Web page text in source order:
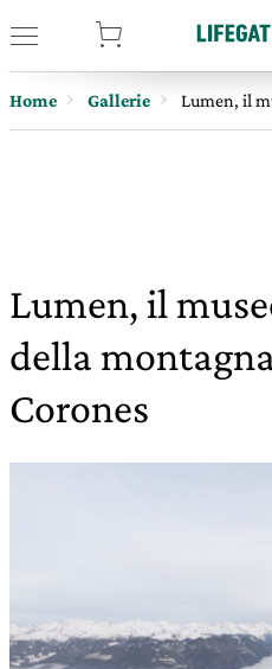
Home Gallerie Lumen, il
Lumen, il
della
Corones